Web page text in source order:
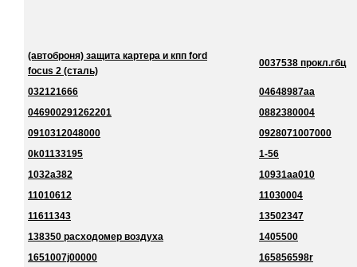
(автоброня) защита картера и кпп ford
focus 2 (сталь)
0037538 прокл.гбц
032121666
04648987aa
046900291262201
0882380004
0910312048000
0928071007000
0k01133195
1-56
1032a382
10931aa010
11010612
11030004
11611343
13502347
138350 расходомер воздуха
1405500
1651007j00000
165856598r